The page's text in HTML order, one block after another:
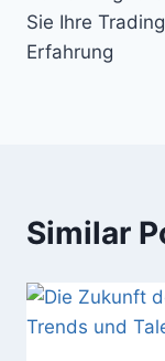
Sie Ihre
Erfahrung
Similar